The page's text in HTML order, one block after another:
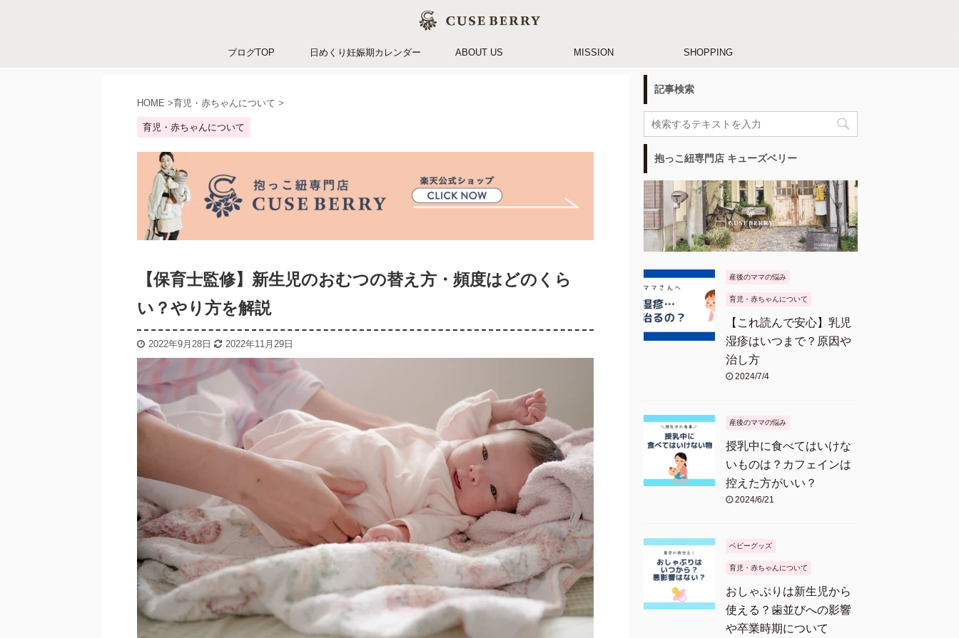
ブログTOP 日めくり妊娠期カレンダー ABOUT US MISSION SHOPPING
HOME >育児・赤ちゃんについて >
育児・赤ちゃんについて
【保育士監修】新生児のおむつの替え方・頻度はどのくら
い？やり方を解説
2022年9月28日 2022年11月29日
記事検索
抱っこ紐専門店 キューズベリー
産後のママの悩み
育児・赤ちゃんについて
【これ読んで安心】乳児
湿疹はいつまで？原因や
治し方
2024/7/4
産後のママの悩み
授乳中に食べてはいけな
いものは？カフェインは
控えた方がいい？
2024/6/21
ベビーグッズ
育児・赤ちゃんについて
おしゃぶりは新生児から
使える？歯並びへの影響
や卒業時期について